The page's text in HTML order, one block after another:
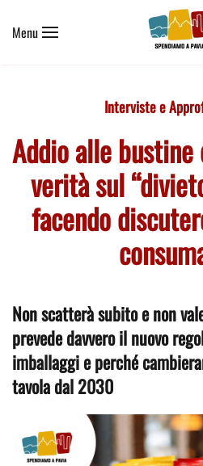
Skip to main content
Menu
Interviste e
Addio alle
verità sul
facendo
Non scatterà subito e non
prevede davvero il nuovo
imballaggi e perché
tavola dal 2030